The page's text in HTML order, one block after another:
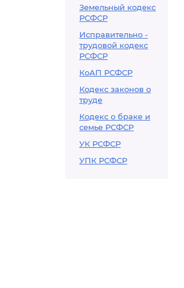
Земельный кодекс
РСФСР
Исправительно -
трудовой кодекс
РСФСР
КоАП РСФСР
Кодекс законов о
труде
Кодекс о браке и
семье РСФСР
УК РСФСР
УПК РСФСР